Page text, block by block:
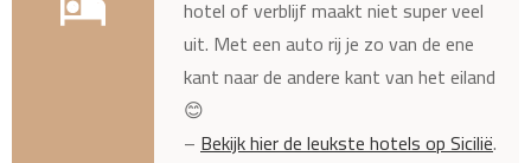
hotel of verblijf maakt niet super veel
uit. Met een auto rij je zo van de ene
kant naar de andere kant van het eiland
😊
–Bekijk hier de leukste hotels op Sicilië.